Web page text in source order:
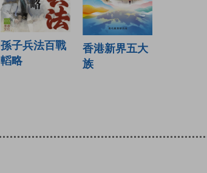
孫子兵法百戰
轁略
香港新界五大
族